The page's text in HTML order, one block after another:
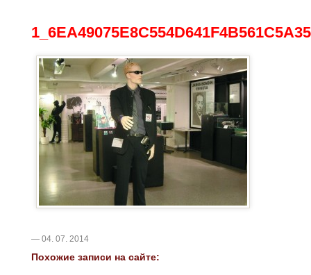
— 04. 07. 2014
Похожие записи на сайте: